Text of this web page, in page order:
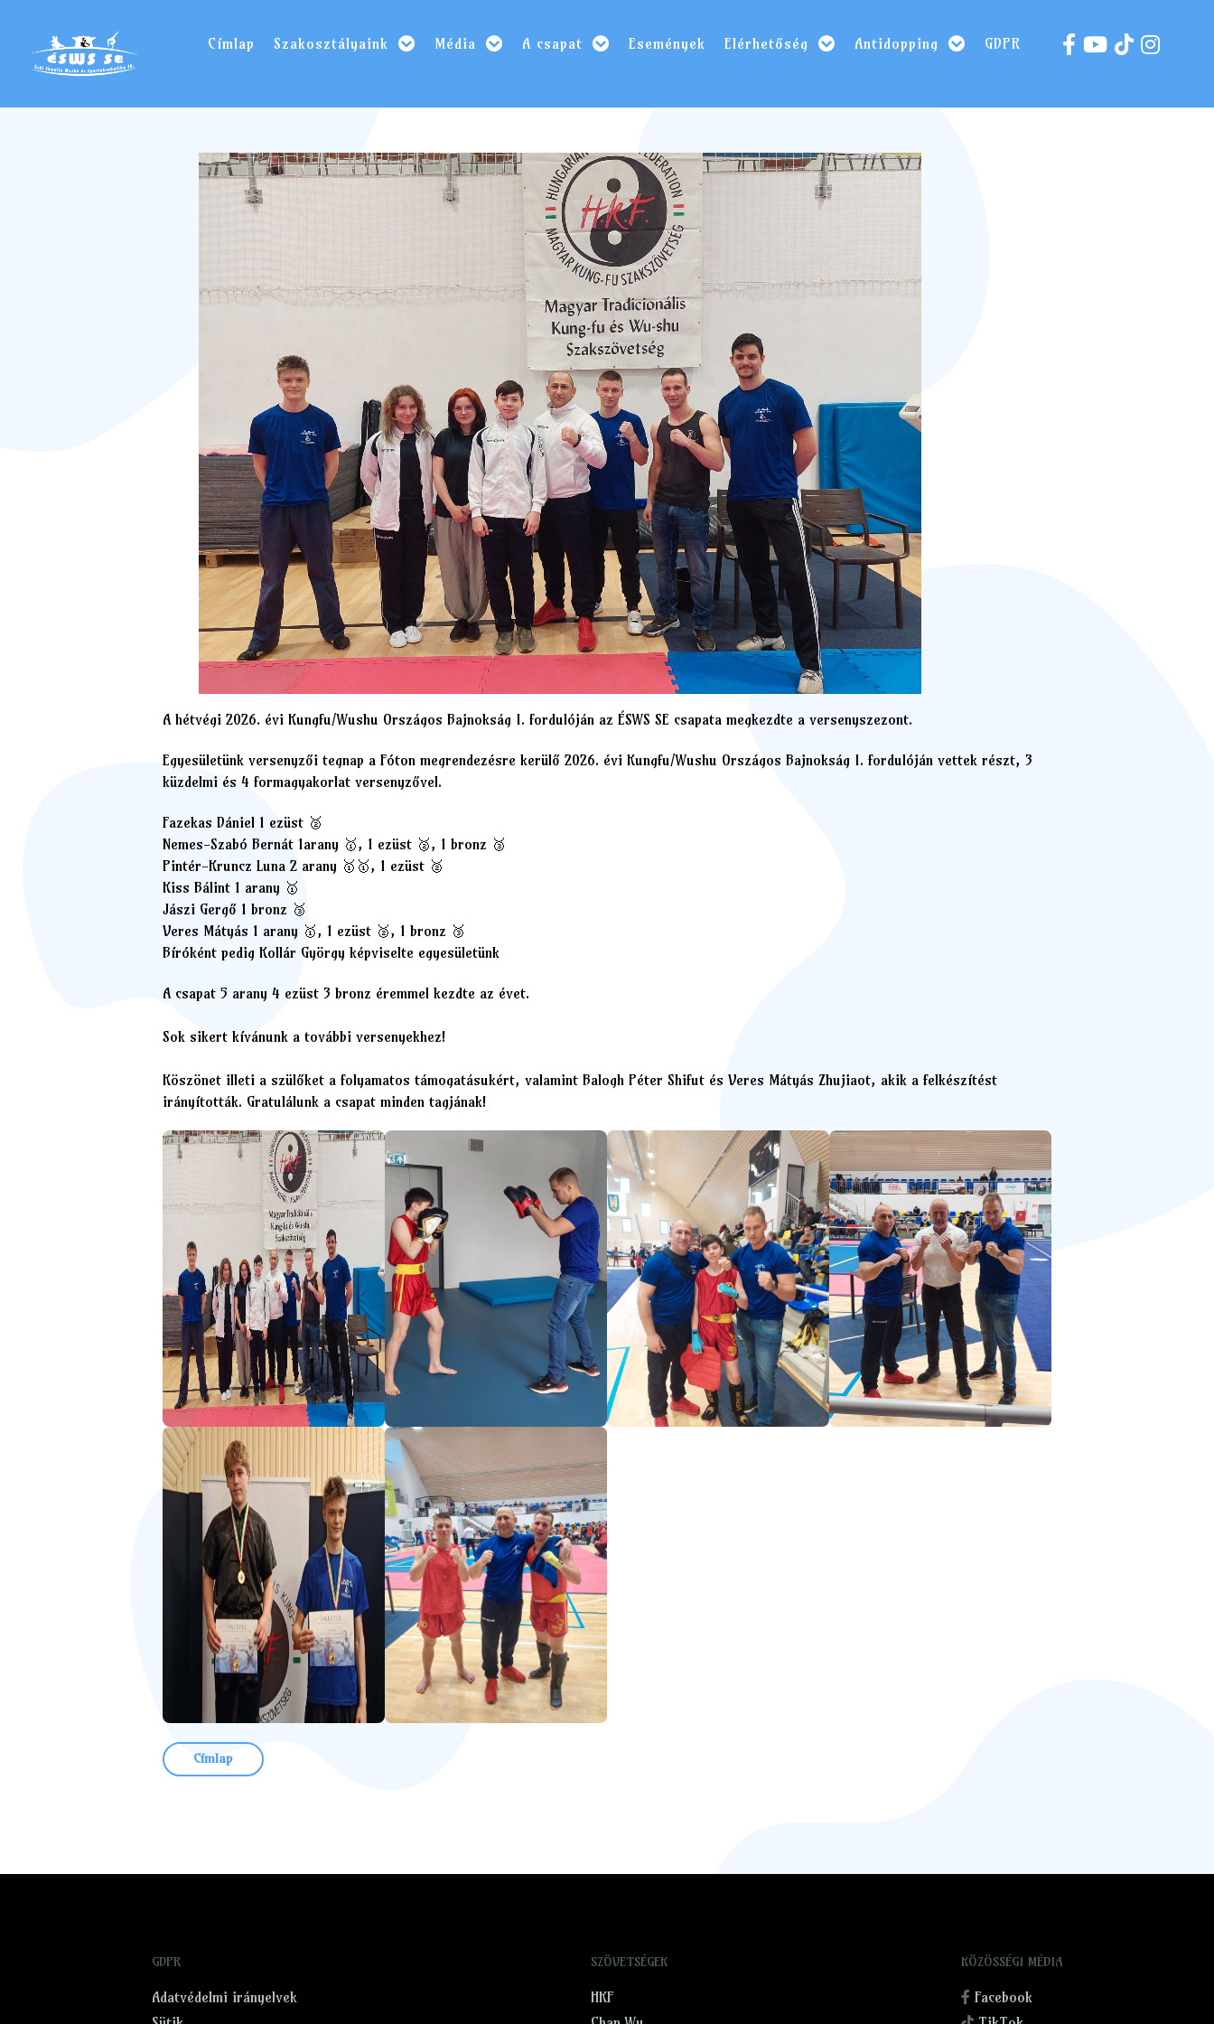
Címlap Szakosztályaink Média A csapat Események Elérhetőség Antidopping GDPR
A hétvégi 2026. évi Kungfu/Wushu Országos Bajnokság I. fordulóján az ÉSWS SE csapata megkezdte a versenyszezont.
Egyesületünk versenyzői tegnap a Fóton megrendezésre kerülő 2026. évi Kungfu/Wushu Országos Bajnokság I. fordulóján vettek részt, 3
küzdelmi és 4 formagyakorlat versenyzővel.
Fazekas Dániel 1 ezüst 🥈
Nemes-Szabó Bernát 1arany 🥇, 1 ezüst 🥈, 1 bronz 🥉
Pintér-Kruncz Luna 2 arany 🥇🥇, 1 ezüst 🥈
Kiss Bálint 1 arany 🥇
Jászi Gergő 1 bronz 🥉
Veres Mátyás 1 arany 🥇, 1 ezüst 🥈, 1 bronz 🥉
Bíróként pedigKollár György képviselte egyesületünk
A csapat 5 arany 4 ezüst 3 bronz éremmel kezdte az évet.
Sok sikert kívánunk a további versenyekhez!
Köszönet illeti a szülőket a folyamatos támogatásukért, valamint Balogh Péter Shifut és Veres Mátyás Zhujiaot, akik a felkészítést
irányították. Gratulálunk a csapat minden tagjának!
Címlap
GDPR
Adatvédelmi irányelvek
SZÖVETSÉGEK
HKF
KÖZÖSSÉGI MÉDIA
Facebook